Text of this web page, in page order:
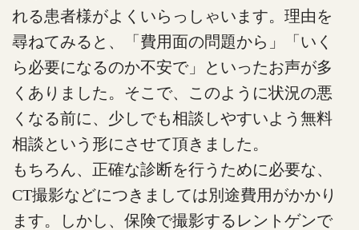
れる患者様がよくいらっしゃいます。理由を
尋ねてみると、「費用面の問題から」「いく
ら必要になるのか不安で」といったお声が多
くありました。そこで、このように状況の悪
くなる前に、少しでも相談しやすいよう無料
相談という形にさせて頂きました。
もちろん、正確な診断を行うために必要な、
CT撮影などにつきましては別途費用がかかり
ます。しかし、保険で撮影するレントゲンで